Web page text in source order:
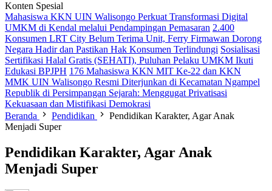
Konten Spesial
Mahasiswa KKN UIN Walisongo Perkuat Transformasi Digital
UMKM di Kendal melalui Pendampingan Pemasaran 2.400
Konsumen LRT City Belum Terima Unit, Ferry Firmawan Dorong
Negara Hadir dan Pastikan Hak Konsumen Terlindungi Sosialisasi
Sertifikasi Halal Gratis (SEHATI), Puluhan Pelaku UMKM Ikuti
Edukasi BPJPH 176 Mahasiswa KKN MIT Ke-22 dan KKN
MMK UIN Walisongo Resmi Diterjunkan di Kecamatan Ngampel
Republik di Persimpangan Sejarah: Menggugat Privatisasi
Kekuasaan dan Mistifikasi Demokrasi
Beranda
Pendidikan
Pendidikan Karakter, Agar Anak
Menjadi Super
Pendidikan Karakter, Agar Anak
Menjadi Super